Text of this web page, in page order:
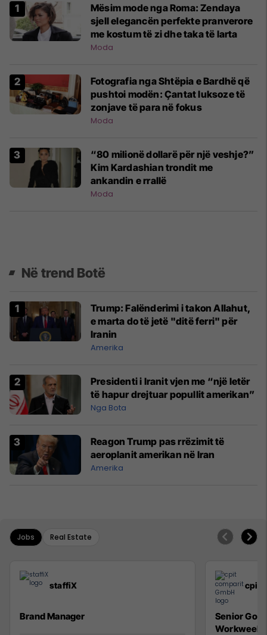
Mësim mode nga Roma: Zendaya
sjell elegancën perfekte pranverore
me kostum të zi dhe taka të larta
Moda
Fotografia nga Shtëpia e Bardhë që
pushtoi modën: Çantat luksoze të
zonjave të para në fokus
Moda
“80 milionë dollarë për një veshje?”
Kim Kardashian trondit me
ankandin e rrallë
Moda
Në trend Botë
Trump: Falënderimi i takon Allahut,
e marta do të jetë "ditë ferri" për
Iranin
Amerika
Presidenti i Iranit vjen me “një letër
të hapur drejtuar popullit amerikan”
Nga Bota
Reagon Trump pas rrëzimit të
aeroplanit amerikan në Iran
Amerika
Jobs Real Estate
staffiX
Brand Manager
cpit
Senior Go
Workweek